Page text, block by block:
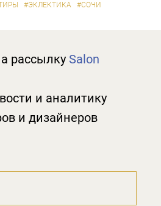
#ЭКЛЕКТИКА #СОЧИ
рассылку Salon
и аналитику
и дизайнеров